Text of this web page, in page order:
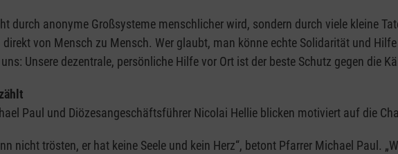
durch anonyme Großsysteme menschlicher wird, sondern durch viele kleine
von Mensch zu Mensch. Wer glaubt, man könne echte Solidarität und
Unsere dezentrale, persönliche Hilfe vor Ort ist der beste Schutz gegen die
Paul und Diözesangeschäftsführer Nicolai Hellie blicken motiviert auf die
nicht trösten, er hat keine Seele und kein Herz“, betont Pfarrer Michael Paul.